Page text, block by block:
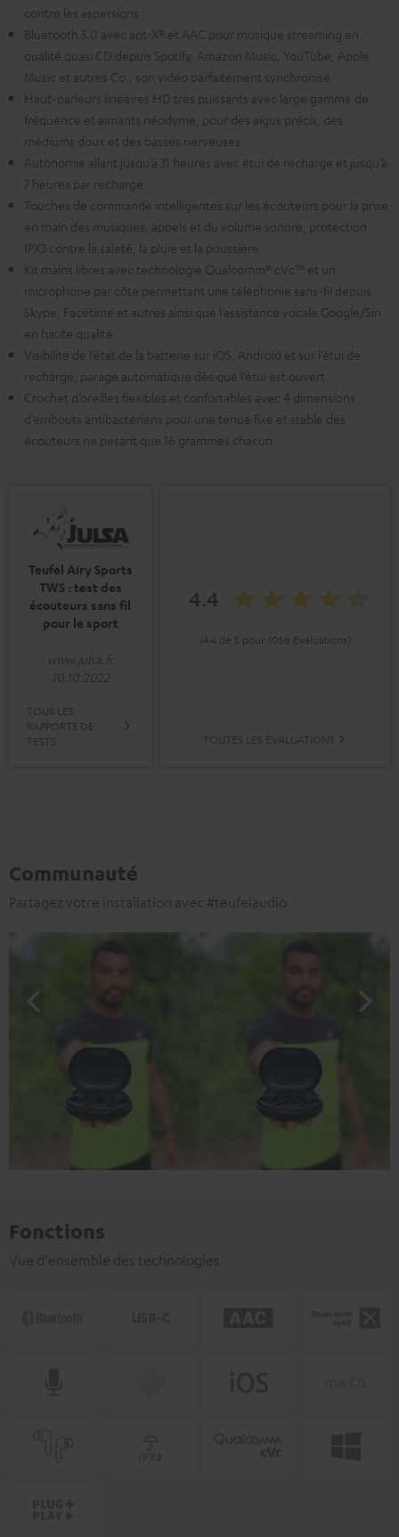
contre les aspersions
Bluetooth 5.0 avec apt-X® et AAC pour musique streaming en
qualité quasi CD depuis Spotify, Amazon Music, YouTube, Apple
Music et autres Co., son vidéo parfaitement synchronisé
Haut-parleurs linéaires HD très puissants avec large gamme de
fréquence et aimants néodyme, pour des aigus précis, des
médiums doux et des basses nerveuses
Autonomie allant jusqu’à 31 heures avec étui de recharge et jusqu’à
7 heures par recharge
Touches de commande intelligentes sur les écouteurs pour la prise
en main des musiques, appels et du volume sonore, protection
IPX3 contre la saleté, la pluie et la poussière
Kit mains libres avec technologie Qualcomm® cVc™ et un
microphone par côté permettant une téléphonie sans-fil depuis
Skype, Facetime et autres ainsi que l’assistance vocale Google/Siri
en haute qualité
Visibilité de l’état de la batterie sur iOS, Android et sur l’étui de
recharge, parage automatique dès que l’étui est ouvert
Crochet d’oreilles flexibles et confortables avec 4 dimensions
d’embouts antibactériens pour une tenue fixe et stable des
écouteurs ne pesant que 16 grammes chacun
Teufel Airy Sports
TWS : test des
écouteurs sans fil
pour le sport
www.julsa.fr
10.10.2022
TOUS LES
RAPPORTS DE
TESTS
4.4
(4.4 de 5 pour 1056 Evaluations)
TOUTES LES ÉVALUATIONS
Communauté
Partagez votre installation avec #teufelaudio
Fonctions
Vue d'ensemble des technologies